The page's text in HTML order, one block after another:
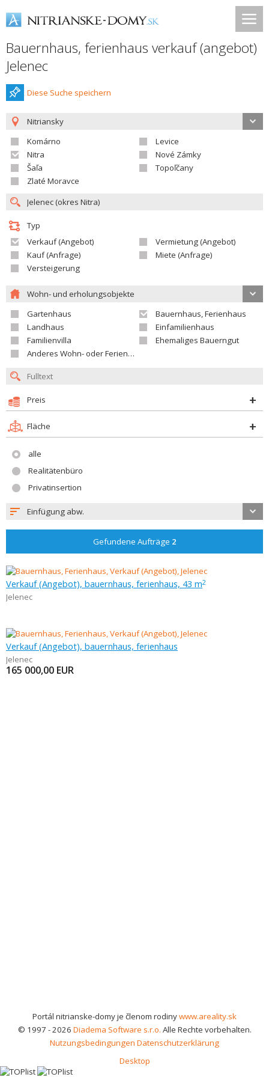
Bauernhaus, ferienhaus verkauf (angebot)
Jelenec
Diese Suche speichern
Nitriansky
Komárno
Levice
Nitra
Nové Zámky
Šaľa
Topoľčany
Zlaté Moravce
Typ
Verkauf (Angebot)
Vermietung (Angebot)
Kauf (Anfrage)
Miete (Anfrage)
Versteigerung
Wohn- und erholungsobjekte
Gartenhaus
Bauernhaus, Ferienhaus
Landhaus
Einfamilienhaus
Familienvilla
Ehemaliges Bauerngut
Anderes Wohn- oder Ferienobjekt
Preis
Fläche
alle
Realitätenbüro
Privatinsertion
Einfügung abw.
Gefundene Aufträge 2
Verkauf (Angebot), bauernhaus, ferienhaus, 43 m2
Jelenec
Verkauf (Angebot), bauernhaus, ferienhaus
Jelenec
165 000,00 EUR
Portál nitrianske-domy je členom rodinywww.areality.sk
© 1997 - 2026 Diadema Software s.r.o. Alle Rechte vorbehalten.
Nutzungsbedingungen Datenschutzerklärung
Desktop